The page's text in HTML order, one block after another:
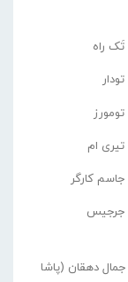
تَک راه
تودار
تومورز
تیری ام
جاسم کارگر
جرجیس
جمال دهقان (پاشا